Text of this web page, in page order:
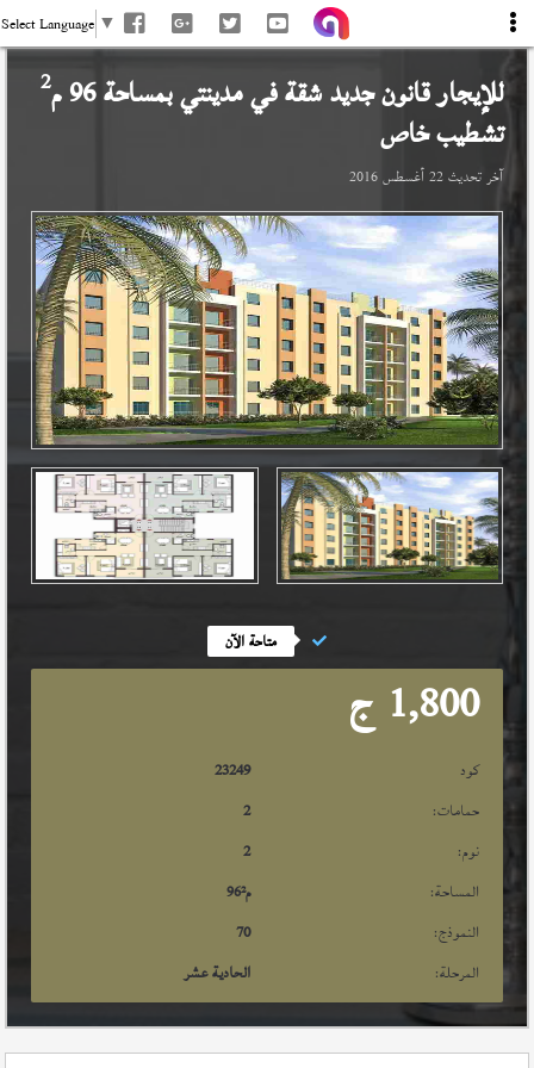
Select Language ▼
للإيجار قانون جديد شقة فيمدينتيبمساحة 96 م 2
تشطيب خاص
آخر تحديث22 أغسطس 2016
متاحة الآن
1,800 ج
كود
23249
حمامات:
2
نوم:
2
المساحة:
96م²
النموذج:
70
المرحلة:
الحادية عشر